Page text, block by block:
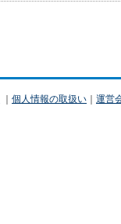
｜ 個人情報の取扱い ｜ 運営